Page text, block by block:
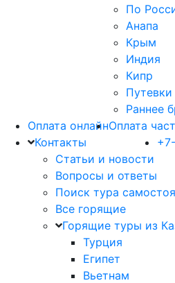
По
Анапа
Крым
Индия
Кипр
Путевки
Раннее
Оплата онлайнОплата
Контакты
Статьи и новости
Вопросы и ответы
Поиск тура
Все горящие
Горящие туры из
Турция
Египет
Вьетнам